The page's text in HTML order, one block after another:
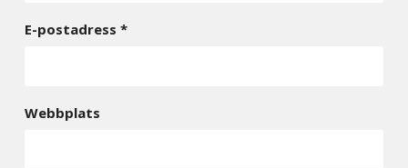
E-postadress *
Webbplats